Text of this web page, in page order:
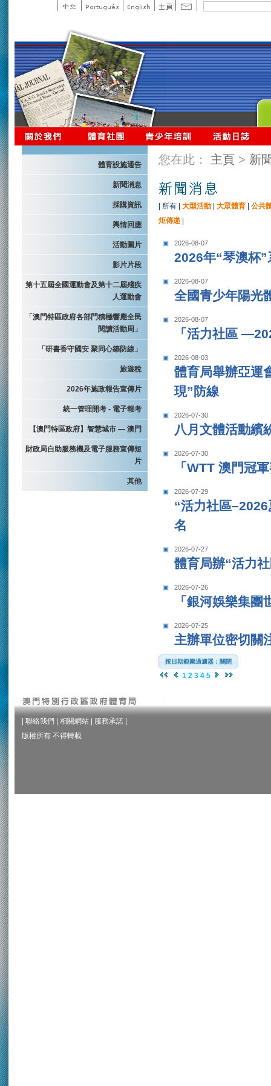
體育設施通告
新聞消息
採購資訊
輿情回應
活動圖片
影片片段
第十五屆全國運動會及第十二屆殘疾
人運動會
「澳門特區政府各部門積極響應全民
閱讀活動周」
「研書香守國安 聚同心築防線」
旅遊稅
2026年施政報告宣傳片
統一管理開考 - 電子報考
【澳門特區政府】智慧城市 — 澳門
財政局自助服務機及電子服務宣傳短
片
其他
您在此： 主頁 > 新
所有 大型活動 大眾體育
公共
炬傳递
2026-08-07
2026年“琴澳杯
2026-08-07
全國青少年陽光
2026-08-07
「活力社區
2026-08-03
體育局舉辦亞運
現”防線
2026-07-30
八月文體活動繽
2026-07-30
「WTT 澳門冠
2026-07-29
“活力社區
名
2026-07-27
體育局辦“活力
2026-07-26
「銀河娛樂集
2026-07-25
主辦單位密切關
按日期範圍過濾器：關閉
1 2 3 4 5
聯絡我們 相關網站 服務承諾
版權所有 不得轉載